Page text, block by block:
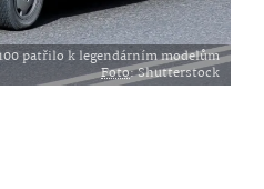
patřilo k legendárním modelům
Foto: Shutterstock